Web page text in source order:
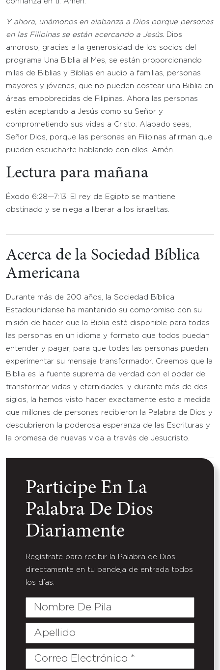
Y ahora, unámonos en alabanza a Dios porque personas
en las Filipinas se están acercando a Jesús.
Dios
amoroso, gracias a la generosidad de los socios del
programa Una Biblia al Mes, se están proporcionando
miles de Biblias y Biblias en audio a familias, personas
mayores y jóvenes, que no pueden costear una Biblia en
áreas empobrecidas de Filipinas. Ahora las personas
están aceptando a Jesús como su Señor y
comprometiendo sus vidas a Cristo. Alabado seas,
Señor Dios, porque las personas en Filipinas afirman que
pueden escucharte hablando con ellos. Amén.
Lectura para mañana
Éxodo 6:28—7:13: El rey de Egipto se mantiene
obstinado y se niega a liberar a los israelitas.
Acerca de la Sociedad Bíblica
Americana
Durante más de 200 años, la Sociedad Bíblica
Estadounidense ha mantenido su compromiso con su
misión de hacer que la Biblia esté disponible para todas
las personas en un idioma y formato que todos puedan
entender y pagar, para que todas las personas puedan
experimentar su mensaje transformador. Creemos que la
Biblia es la fuente suprema de verdad con el poder de
transformar vidas y eternidades, y durante más de dos
siglos, la hemos visto hacer exactamente esto a medida
que millones de personas recibieron la Palabra de Dios y
descubrieron la poderosa esperanza de las Escrituras y
la promesa de nuevas vida a través de Jesucristo.
Participe En La
Palabra De Dios
Diariamente
Regístrate para recibir la Palabra de Dios
directamente en tu bandeja de entrada todos
los días.
Nombre
Pila
Apellido
Correo